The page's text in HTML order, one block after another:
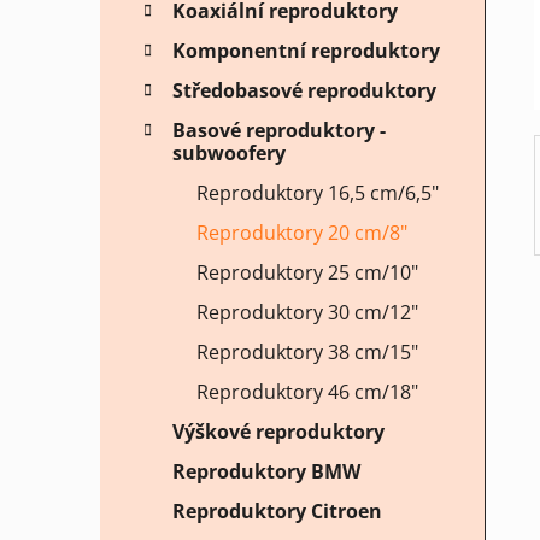
Koaxiální reproduktory
Komponentní reproduktory
Středobasové reproduktory
Basové reproduktory -
subwoofery
Reproduktory 16,5 cm/6,5"
Reproduktory 20 cm/8"
Reproduktory 25 cm/10"
Reproduktory 30 cm/12"
Reproduktory 38 cm/15"
Reproduktory 46 cm/18"
Výškové reproduktory
Reproduktory BMW
Reproduktory Citroen